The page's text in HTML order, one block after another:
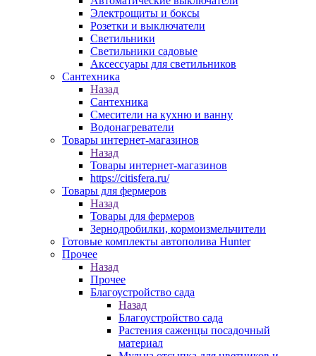
Электрощиты и боксы
Розетки и выключатели
Светильники
Светильники садовые
Аксессуары для светильников
Сантехника
Назад
Сантехника
Смесители на кухню и ванну
Водонагреватели
Товары интернет-магазинов
Назад
Товары интернет-магазинов
https://citisfera.ru/
Товары для фермеров
Назад
Товары для фермеров
Зернодробилки, кормоизмельчители
Готовые комплекты автополива Hunter
Прочее
Назад
Прочее
Благоустройство сада
Назад
Благоустройство сада
Растения саженцы посадочный
материал